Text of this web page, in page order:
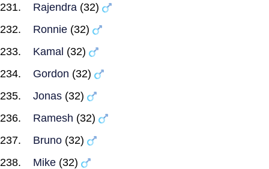
Rajendra (32)
Ronnie (32)
Kamal (32)
Gordon (32)
Jonas (32)
Ramesh (32)
Bruno (32)
Mike (32)